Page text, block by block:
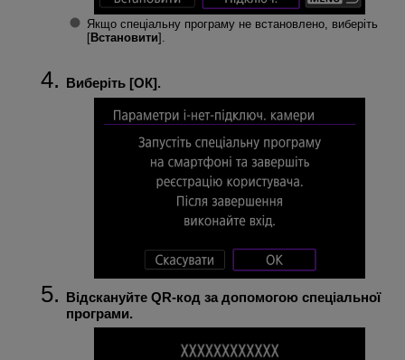
Якщо спеціальну програму не встановлено, виберіть
[Встановити].
Виберіть [ОК].
Відскануйте QR-код за допомогою спеціальної
програми.